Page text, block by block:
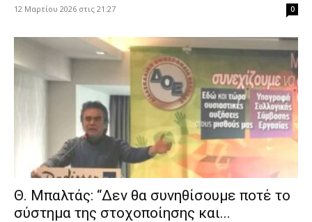
12 Μαρτίου 2026 στις 21:27 0
Θ. Μπαλτάς: “Δεν θα συνηθίσουμε ποτέ το
σύστημα της στοχοποίησης και...